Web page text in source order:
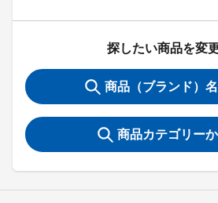
探したい商品を変
商品（ブランド）
商品カテゴリー